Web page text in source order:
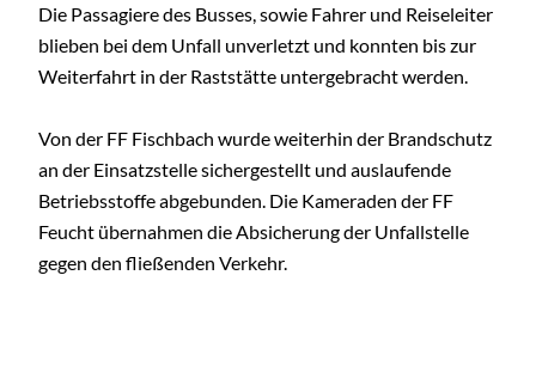
Die Passagiere des Busses, sowie Fahrer und Reiseleiter
blieben bei dem Unfall unverletzt und konnten bis zur
Weiterfahrt in der Raststätte untergebracht werden.
Von der FF Fischbach wurde weiterhin der Brandschutz
an der Einsatzstelle sichergestellt und auslaufende
Betriebsstoffe abgebunden. Die Kameraden der FF
Feucht übernahmen die Absicherung der Unfallstelle
gegen den fließenden Verkehr.